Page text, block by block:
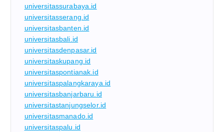
universitassurabaya.id
universitasserang.id
universitasbanten.id
universitasbali.id
universitasdenpasar.id
universitaskupang.id
universitaspontianak.id
universitaspalangkaraya.id
universitasbanjarbaru.id
universitastanjungselor.id
universitasmanado.id
universitaspalu.id